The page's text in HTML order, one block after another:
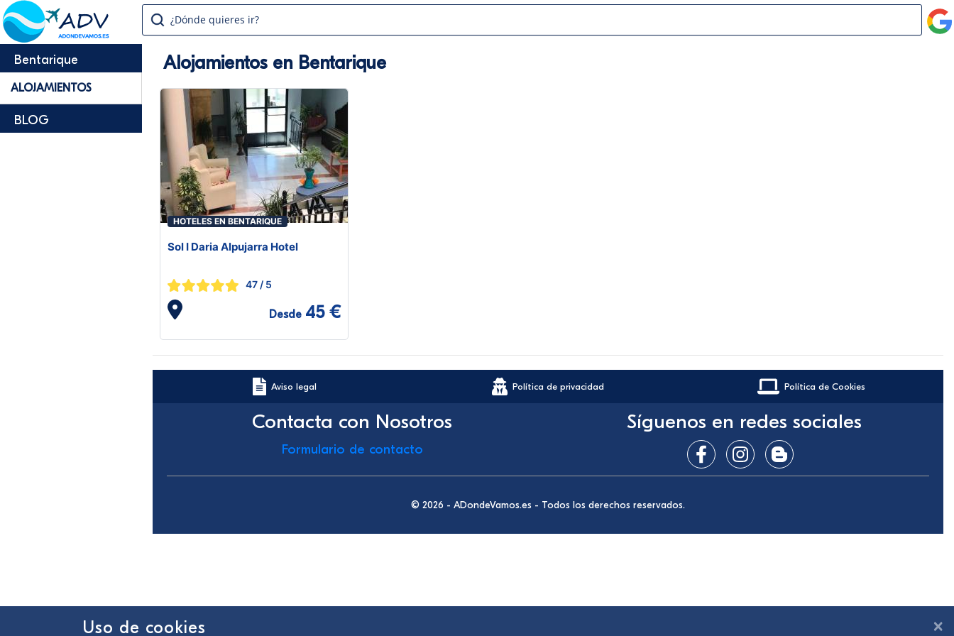
¿Dónde quieres ir?
Bentarique
ALOJAMIENTOS
BLOG
Alojamientos en Bentarique
HOTELES EN BENTARIQUE
Sol I Daria Alpujarra Hotel
47 / 5
Desde 45 €
Aviso legal Política de privacidad Política de Cookies
Contacta con Nosotros
Formulario de contacto
Síguenos en redes sociales
© 2026 - ADondeVamos.es - Todos los derechos reservados.
×
Uso de cookies